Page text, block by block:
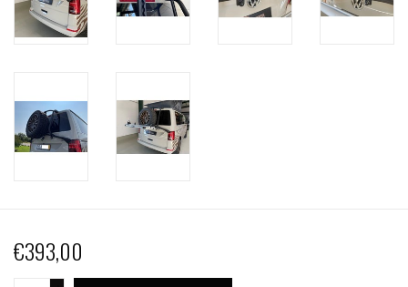
€393,00